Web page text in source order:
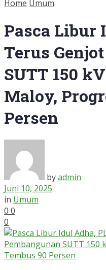
Home Umum
Pasca Libur
Terus
SUTT 150
Maloy,
Persen
byadmin
Juni 10, 2025
in Umum
0 0
0